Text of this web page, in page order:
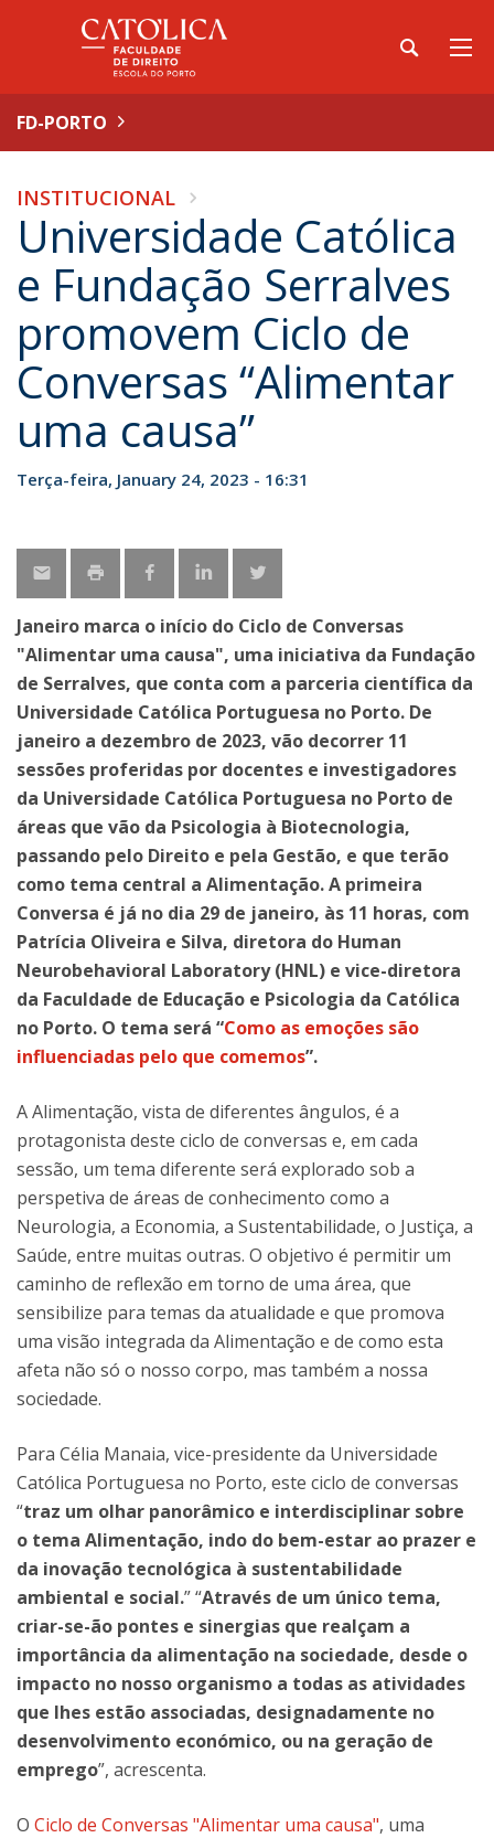
FD-PORTO
INSTITUCIONAL
Universidade Católica
e Fundação Serralves
promovem Ciclo de
Conversas “Alimentar
uma causa”
Terça-feira, January 24, 2023 - 16:31
Janeiro marca o início do Ciclo de Conversas
"Alimentar uma causa", uma iniciativa da Fundação
de Serralves, que conta com a parceria científica da
Universidade Católica Portuguesa no Porto. De
janeiro a dezembro de 2023, vão decorrer 11
sessões proferidas por docentes e investigadores
da Universidade Católica Portuguesa no Porto de
áreas que vão da Psicologia à Biotecnologia,
passando pelo Direito e pela Gestão, e que terão
como tema central a Alimentação. A primeira
Conversa é já no dia 29 de janeiro, às 11 horas, com
Patrícia Oliveira e Silva, diretora do Human
Neurobehavioral Laboratory (HNL) e vice-diretora
da Faculdade de Educação e Psicologia da Católica
no Porto. O tema será “Como as emoções são
influenciadas pelo que comemos”.
A Alimentação, vista de diferentes ângulos, é a
protagonista deste ciclo de conversas e, em cada
sessão, um tema diferente será explorado sob a
perspetiva de áreas de conhecimento como a
Neurologia, a Economia, a Sustentabilidade, o Justiça, a
Saúde, entre muitas outras. O objetivo é permitir um
caminho de reflexão em torno de uma área, que
sensibilize para temas da atualidade e que promova
uma visão integrada da Alimentação e de como esta
afeta não só o nosso corpo, mas também a nossa
sociedade.
Para Célia Manaia, vice-presidente da Universidade
Católica Portuguesa no Porto, este ciclo de conversas
“traz um olhar panorâmico e interdisciplinar sobre
o tema Alimentação, indo do bem-estar ao prazer e
da inovação tecnológica à sustentabilidade
ambiental e social.” “Através de um único tema,
criar-se-ão pontes e sinergias que realçam a
importância da alimentação na sociedade, desde o
impacto no nosso organismo a todas as atividades
que lhes estão associadas, designadamente no
desenvolvimento económico, ou na geração de
emprego”, acrescenta.
O Ciclo de Conversas "Alimentar uma causa", uma